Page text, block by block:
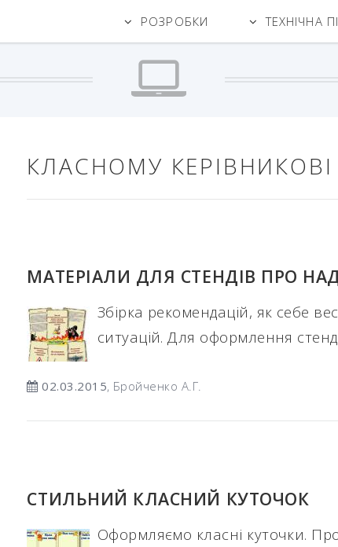
РОЗРОБКИ ТЕХНІЧНА
КЛАСНОМУ КЕРІВНИКОВІ
МАТЕРІАЛИ ДЛЯ СТЕНДІВ ПРО
Збірка рекомендацій, як себе
ситуацій. Для оформлення
02.03.2015, Бройченко А.Г.
СТИЛЬНИЙ КЛАСНИЙ КУТОЧОК
Оформляємо класні куточки.